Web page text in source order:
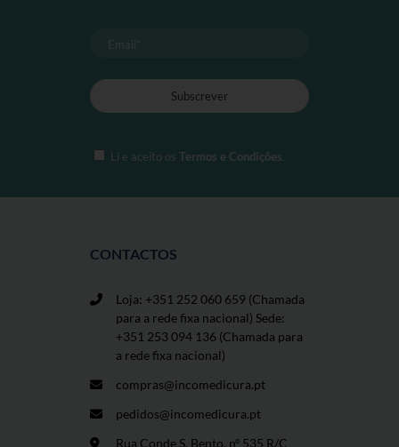
Li e aceito os Termos e Condições.
CONTACTOS
Loja: +351 252 060 659 (Chamada
para a rede fixa nacional) Sede:
+351 253 094 136 (Chamada para
a rede fixa nacional)
compras@incomedicura.pt
pedidos@incomedicura.pt
Rua Conde S. Bento, nº 535 R/C